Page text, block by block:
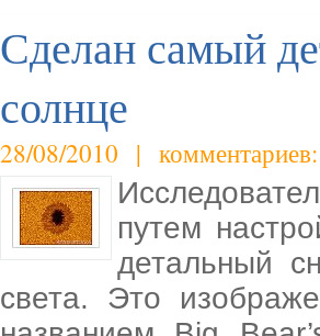
Сделан самый
солнце
28/08/2010 | комментариев:
путем
детальный
света. Это